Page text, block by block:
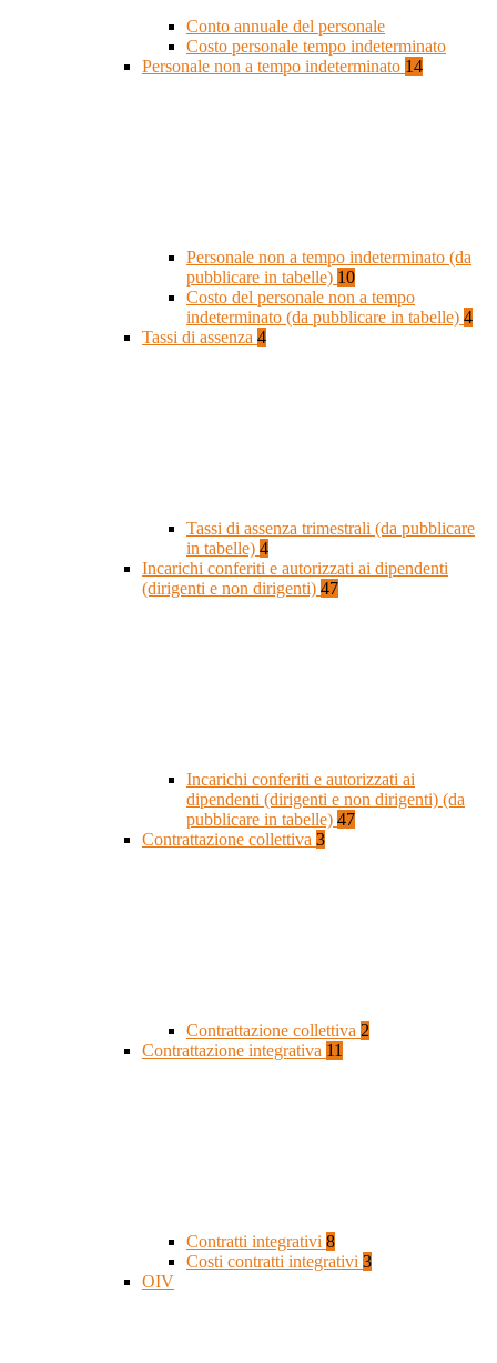
Conto annuale del personale
Costo personale tempo indeterminato
Personale non a tempo indeterminato 14
Personale non a tempo indeterminato (da
pubblicare in tabelle) 10
Costo del personale non a tempo
indeterminato (da pubblicare in tabelle) 4
Tassi di assenza 4
Tassi di assenza trimestrali (da pubblicare
in tabelle) 4
Incarichi conferiti e autorizzati ai dipendenti
(dirigenti e non dirigenti) 47
Incarichi conferiti e autorizzati ai
dipendenti (dirigenti e non dirigenti) (da
pubblicare in tabelle) 47
Contrattazione collettiva 3
Contrattazione collettiva 2
Contrattazione integrativa 11
Contratti integrativi 8
Costi contratti integrativi 3
OIV